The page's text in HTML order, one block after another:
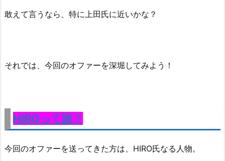
敢えて言うなら、特に上田氏に近いかな？
それでは、今回のオファーを深堀してみよう！
HIROって誰？
今回のオファーを送ってきた方は、HIRO氏なる人物。